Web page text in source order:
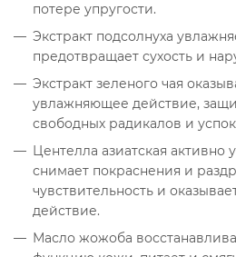
потере упругости.
Экстракт подсолнуха
предотвращает сухость и
Экстракт зеленого чая
увлажняющее действие,
свободных радикалов и
Центелла азиатская активно
снимает покраснения и
чувствительность и
действие.
Масло жожоба